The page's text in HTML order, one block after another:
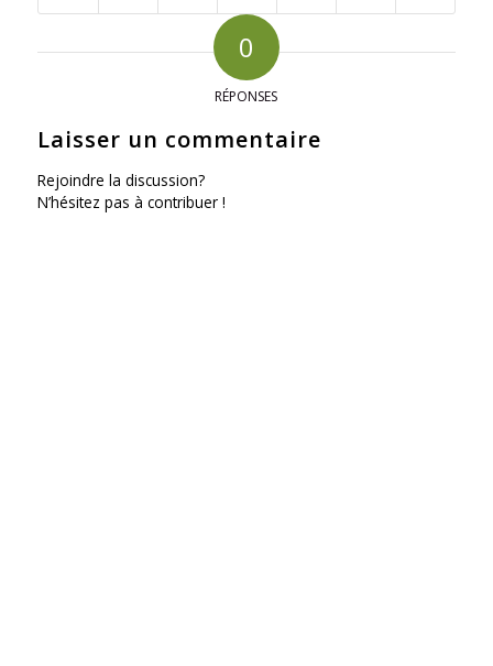
0
RÉPONSES
Laisser un commentaire
Rejoindre la discussion?
N’hésitez pas à contribuer !